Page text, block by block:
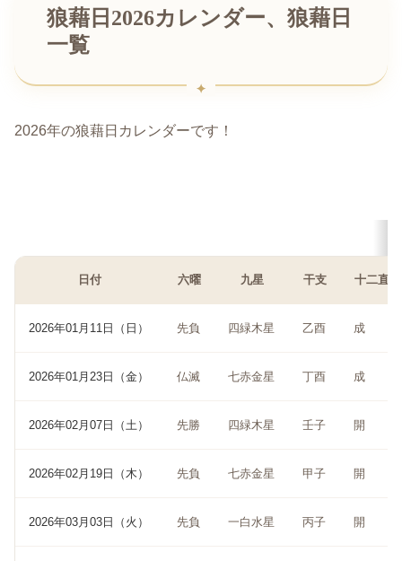
狼藉日2026カレンダー、狼藉日
一覧
2026年の狼藉日カレンダーです！
日付 六曜 九星 干支 十二直
2026年01月11日（日） 先負 四緑木星 乙酉 成
2026年01月23日（金） 仏滅 七赤金星 丁酉 成
2026年02月07日（土） 先勝 四緑木星 壬子 開
2026年02月19日（木） 先負 七赤金星 甲子 開
2026年03月03日（火） 先負 一白水星 丙子 開